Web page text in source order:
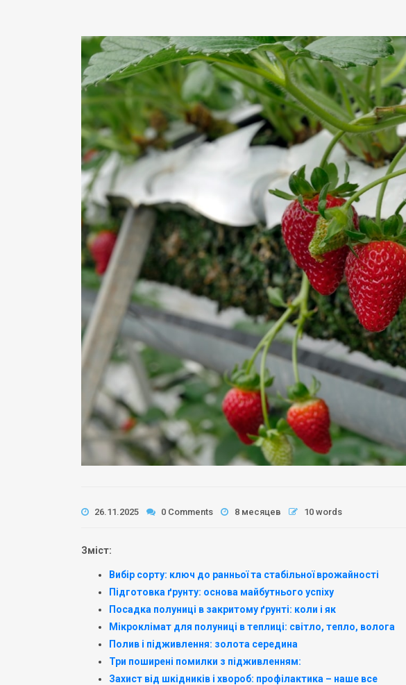
26.11.2025 0 Comments 8 месяцев 10 words
Зміст:
Вибір сорту: ключ до ранньої та стабільної врожайності
Підготовка ґрунту: основа майбутнього успіху
Посадка полуниці в закритому ґрунті: коли і як
Мікроклімат для полуниці в теплиці: світло, тепло, волога
Полив і підживлення: золота середина
Три поширені помилки з підживленням:
Захист від шкідників і хвороб: профілактика – наше все